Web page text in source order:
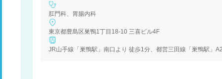
肛門科、胃腸内科
東京都豊島区巣鴨1丁目18-10 三喜ビル4F
JR山手線「巣鴨駅」南口より 徒歩1分、都営三田線「巣鴨駅」